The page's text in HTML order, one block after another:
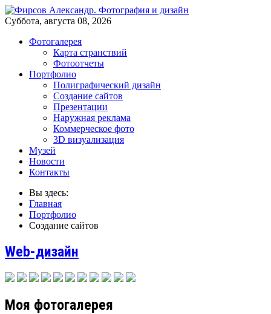
Суббота, августа 08, 2026
Фотогалерея
Карта странствий
Фотоотчеты
Портфолио
Полиграфический дизайн
Создание сайтов
Презентации
Наружная реклама
Коммерческое фото
3D визуализация
Музей
Новости
Контакты
Вы здесь:
Главная
Портфолио
Создание сайтов
Web-дизайн
Моя фотогалерея